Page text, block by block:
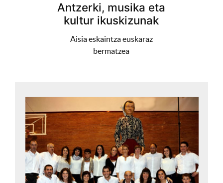
Antzerki, musika eta
kultur ikuskizunak
Aisia eskaintza euskaraz
bermatzea